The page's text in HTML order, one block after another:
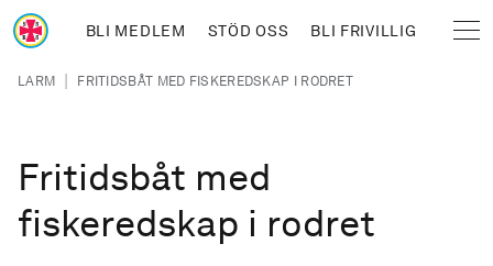
Hoppa till huvudinnehåll
BLI MEDLEM STÖD OSS BLI FRIVILLIG
Länkstig
LARM | FRITIDSBÅT MED FISKEREDSKAP I RODRET
Fritidsbåt med
fiskeredskap i rodret